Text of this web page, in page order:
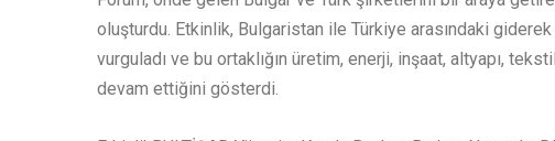
oluşturdu. Etkinlik, Bulgaristan ile Türkiye arasındaki
vurguladı ve bu ortaklığın üretim, enerji, inşaat, altyapı,
devam ettiğini gösterdi.